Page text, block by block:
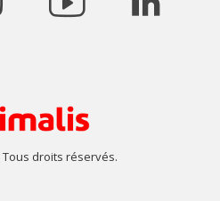
Tous droits réservés.